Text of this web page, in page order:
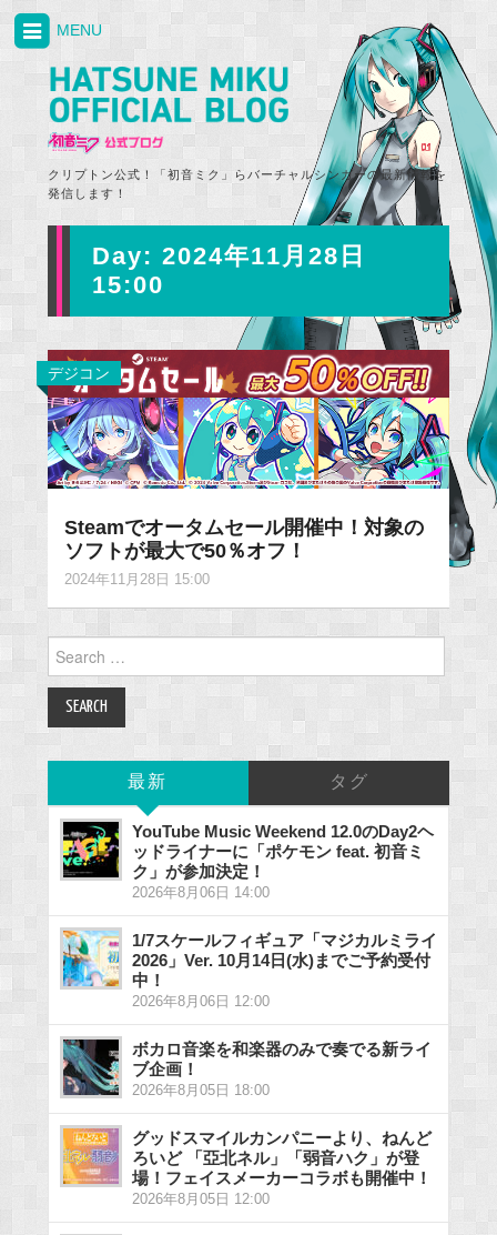
クリプトン公式！「初音ミク」らバーチャルシンガーの最新情報を
発信します！
MENU
Day: 2024年11月28日
15:00
デジコン
Steamでオータムセール開催中！対象の
ソフトが最大で50％オフ！
2024年11月28日 15:00
for:
最新 タグ
YouTube Music Weekend 12.0のDay2ヘ
ッドライナーに「ポケモン feat. 初音ミ
ク」が参加決定！
2026年8月06日 14:00
1/7スケールフィギュア「マジカルミライ
2026」Ver. 10月14日(水)までご予約受付
中！
2026年8月06日 12:00
ボカロ音楽を和楽器のみで奏でる新ライ
ブ企画！
2026年8月05日 18:00
グッドスマイルカンパニーより、ねんど
ろいど 「亞北ネル」「弱音ハク」が登
場！フェイスメーカーコラボも開催中！
2026年8月05日 12:00